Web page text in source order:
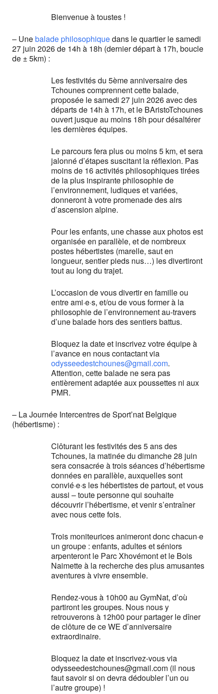
Bienvenue à toustes !
– Unebalade philosophiquedans le quartier le samedi
27 juin 2026 de 14h à 18h (dernier départ à 17h, boucle
de ± 5km) :
Les festivités du 5ème anniversaire des
Tchounes comprennent cette balade,
proposée le samedi 27 juin 2026 avec des
départs de 14h à 17h, et le BAristoTchounes
ouvert jusque au moins 18h pour désaltérer
les dernières équipes.
Le parcours fera plus ou moins 5 km, et sera
jalonné d’étapes suscitant la réflexion. Pas
moins de 16 activités philosophiques tirées
de la plus inspirante philosophie de
l’environnement, ludiques et variées,
donneront à votre promenade des airs
d’ascension alpine.
Pour les enfants, une chasse aux photos est
organisée en parallèle, et de nombreux
postes hébertistes (marelle, saut en
longueur, sentier pieds nus…) les divertiront
tout au long du trajet.
L’occasion de vous divertir en famille ou
entre ami·e·s, et/ou de vous former à la
philosophie de l’environnement au-travers
d’une balade hors des sentiers battus.
Bloquez la date et inscrivez votre équipe à
l’avance en nous contactant via
odysseedestchounes@gmail.com.
Attention, cette balade ne sera pas
entièrement adaptée aux poussettes ni aux
PMR.
– La Journée Intercentres de Sport’nat Belgique
(hébertisme) :
Clôturant les festivités des 5 ans des
Tchounes, la matinée du dimanche 28 juin
sera consacrée à trois séances d’hébertisme
données en parallèle, auxquelles sont
convié·e·s les hébertistes de partout, et vous
aussi – toute personne qui souhaite
découvrir l’hébertisme, et venir s’entraîner
avec nous cette fois.
Trois moniteurices animeront donc chacun·e
un groupe : enfants, adultes et séniors
arpenteront le Parc Xhovémont et le Bois
Naimette à la recherche des plus amusantes
aventures à vivre ensemble.
Rendez-vous à 10h00 au GymNat, d’où
partiront les groupes. Nous nous y
retrouverons à 12h00 pour partager le dîner
de clôture de ce WE d’anniversaire
extraordinaire.
Bloquez la date et inscrivez-vous via
odysseedestchounes@gmail.com (il nous
faut savoir si on devra dédoubler l’un ou
l’autre groupe) !